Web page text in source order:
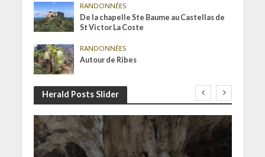
RANDONNÉES
De la chapelle Ste Baume au Castellas de
St Victor La Coste
RANDONNÉES
Autour de Ribes
Herald Posts Slider